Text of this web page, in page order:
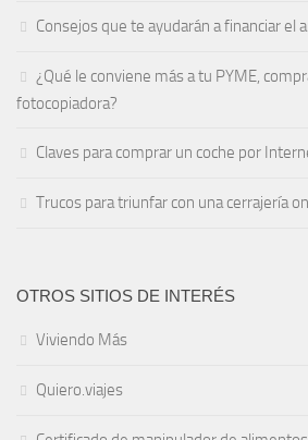
Consejos que te ayudarán a financiar el
¿Qué le conviene más a tu PYME,
fotocopiadora?
Claves para comprar un coche por
Trucos para triunfar con una cerrajería
OTROS SITIOS DE INTERÉS
Viviendo Más
Quiero.viajes